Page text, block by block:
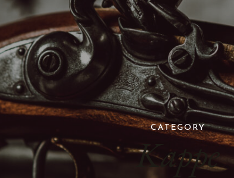
CATEGORY
Kappe